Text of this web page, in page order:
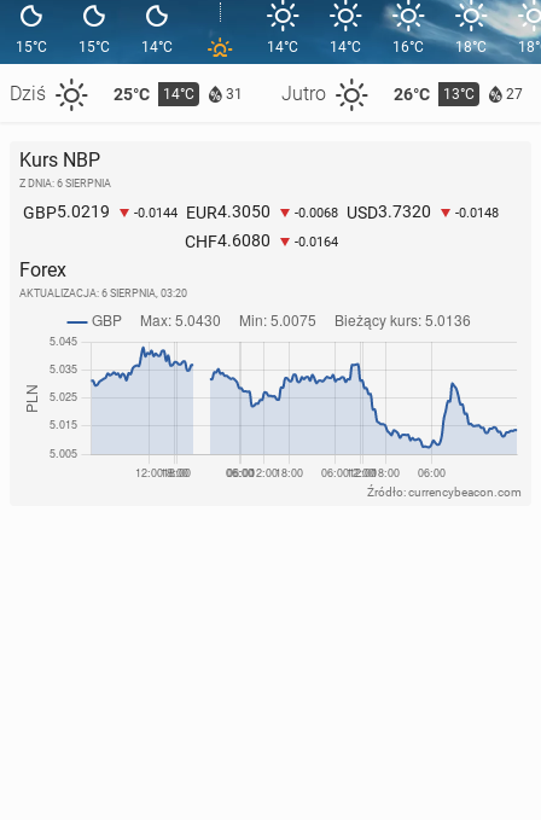
15°C
Dziś 25°C 14°C 31 Jutro 26°C 13°C 27
15°C 14°C 14°C 14°C 16°C 18°C
Kurs NBP
Z DNIA: 6 SIERPNIA
GBP5.0219 -0.0144 EUR4.3050 -0.0068 USD3.7320 -0.0148
CHF4.6080 -0.0164
Forex
AKTUALIZACJA: 6 SIERPNIA, 03:20
Źródło: currencybeacon.com